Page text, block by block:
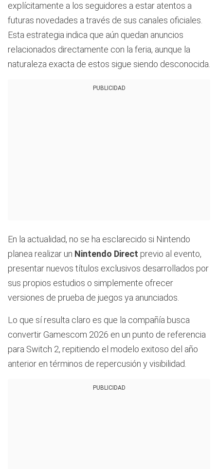
explícitamente a los seguidores a estar atentos a
futuras novedades a través de sus canales oficiales.
Esta estrategia indica que aún quedan anuncios
relacionados directamente con la feria, aunque la
naturaleza exacta de estos sigue siendo desconocida.
PUBLICIDAD
En la actualidad, no se ha esclarecido si Nintendo
planea realizar un Nintendo Direct previo al evento,
presentar nuevos títulos exclusivos desarrollados por
sus propios estudios o simplemente ofrecer
versiones de prueba de juegos ya anunciados.
Lo que sí resulta claro es que la compañía busca
convertir Gamescom 2026 en un punto de referencia
para Switch 2, repitiendo el modelo exitoso del año
anterior en términos de repercusión y visibilidad.
PUBLICIDAD